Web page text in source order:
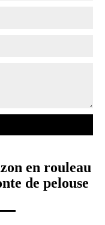
en rouleau
de pelouse